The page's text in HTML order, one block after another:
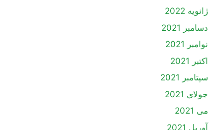
ژانویه 2022
دسامبر 2021
نوامبر 2021
اکتبر 2021
سپتامبر 2021
جولای 2021
می 2021
آوریل 2021